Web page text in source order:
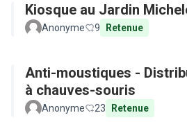
Kiosque au Jardin
Anonyme 9 Retenue
Anti-moustiques -
à chauves-souris
Anonyme 23 Retenue